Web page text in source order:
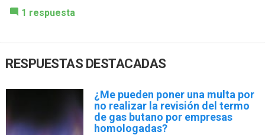
1 respuesta
RESPUESTAS DESTACADAS
¿Me pueden poner una multa por
no realizar la revisión del termo
de gas butano por empresas
homologadas?